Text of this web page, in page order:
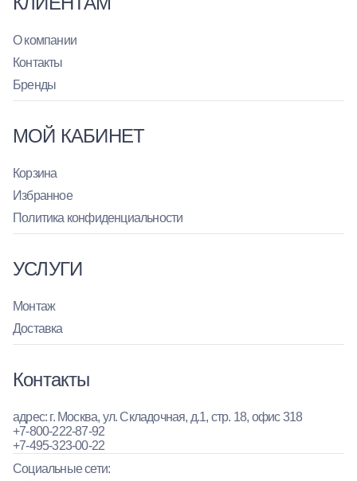
О компании
Контакты
Бренды
МОЙ КАБИНЕТ
Корзина
Избранное
Политика конфиденциальности
УСЛУГИ
Монтаж
Доставка
Контакты
адрес: г. Москва, ул. Складочная, д.1, стр. 18, офис 318
+7-800-222-87-92
+7-495-323-00-22
Социальные сети: